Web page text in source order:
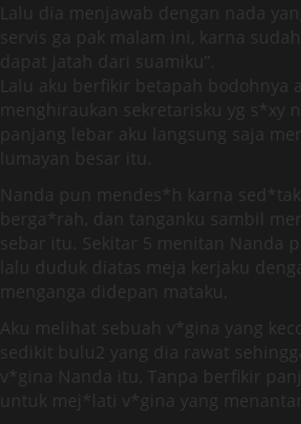
Lalu dia menjawab dengan nada
servis ga pak malam ini, karna
dapat jatah dari suamiku”.
Lalu aku berfikir betapah bodohnya
menghiraukan sekretarisku yg s*xy
panjang lebar aku langsung saja
lumayan besar itu.
Nanda pun mendes*h karna
berga*rah, dan tanganku sambil
sebar itu. Sekitar 5 menitan Nanda
lalu duduk diatas meja kerjaku
menganga didepan mataku,
Aku melihat sebuah v*gina yang
sedikit bulu2 yang dia rawat
v*gina Nanda itu, Tanpa berfikir
untuk mej*lati v*gina yang